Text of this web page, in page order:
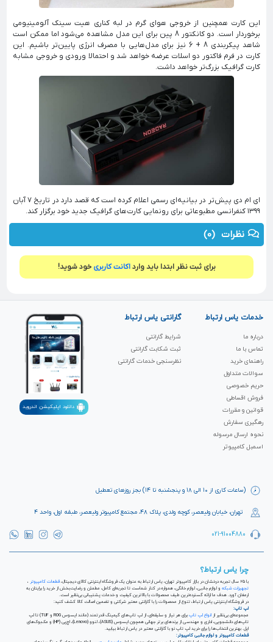
این کارت همچنین از خروجی هوای گرم در لبه کناری هیت سینک آلومینیومی
برخوردار است. دو کانکتور 8 پین برای این مدل مشاهده می‌شود اما ممکن است
شاهد پیکربندی 8 + 6 نیز برای مدل‌هایی با مصرف انرژی پایین‌تر باشیم. این
کارت در فرم فاکتور دو اسلات عرضه خواهد شد و احتمالا ورودی و خروجی مشابه
کارت گرافیک بزرگ‌تر خواهد داشت.
ای ام دی پیش‌تر در بیانیه‌ای رسمی اعلام کرده است که قصد دارد در تاریخ ۷ آبان
۱۳۹۹ کنفرانسی مطبوعاتی برای رونمایی کارت‌های گرافیک جدید خود برگزار کند.
نظرات (0)
برای ثبت نظر ابتدا باید وارداکانت کاربری خود شوید!
(ساعات کاری از ۱۰ الی ۱۸ و پنجشنبه تا ۱۴) بجز روزهای تعطیل
تهران، خیابان ولیعصر، کوچه ولدی، پلاک ۴۸، مجتمع کامپیوتر ولیعصر، طبقه اول، واحد ۴
021-91004880
خدمات یاس ارتباط
درباره ما
تماس با ما
راهنمای خرید
سوالات متداول
حریم خصوصی
فروش اقساطی
قوانین و مقررات
رهگیری سفارش
نحوه ارسال مرسوله
اسمبل کامپیوتر
گارانتی یاس ارتباط
شرایط گارانتی
ثبت شکابت‌ گارانتی
نظرسنجی خدمات گارانتی
دانلود اپلیکیشن اندروید
چرا یاس ارتباط؟
با ۲۵ سال تجربه درخشان در بازار کامپیوتر تهران، یاس ارتباط به عنوان یک فروشگاه اینترنتی کالای دیجیتال، قطعات کامپیوتر
تجهیزات شبکه
و لوازم جانبی، لوازم خانگی، همواره در کنار شماست تا تجربه‌ای کامل، مطمئن و رضایت‌بخش از خرید را برایتان به
ارمغان آورد. هدف ما ارائه گسترده‌ترین طیف محصولات با بالاترین کیفیت و خدمات پشتیبانی بی‌نظیر است.
در فروشگاه اینترنتی یاس ارتباط، تنوع از محصولات را با گارانتی معتبر شرکتی و تضمین اصالت کالا کشف کنید:
لپ تاپ:
مجموعه‌ای بی‌نظیر از انواع لپ تاپ
برای هر نیاز و سلیقه‌ای، از لپ تاپ‌های گیمینگ قدرتمند (مانند ایسوس ROG و TUF) تا لپ
تاپ‌های دانشجویی، اداری و مهندسی از برندهای برتر جهانی همچون ایسوس (ASUS)، لنوو (Lenovo)، اچ‌پی (HP) و مک‌بوک‌های
اپل. بهترین انتخاب‌ها را برای خرید لپ تاپ نو با گارانتی معتبر در یاس ارتباط بیابید.
قطعات کامپیوتر و لوازم جانبی کامپیوتر: